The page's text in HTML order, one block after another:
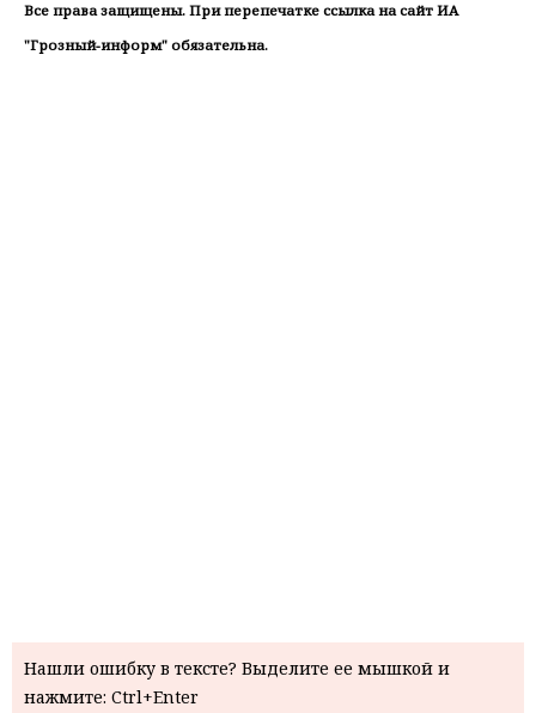
Все права защищены. При перепечатке ссылка на сайт ИА
"Грозный-информ" обязательна.
Нашли ошибку в тексте? Выделите ее мышкой и
нажмите: Ctrl+Enter